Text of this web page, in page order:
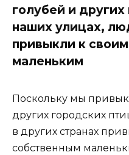
голубей и
наших улицах,
привыкли к
маленьким
Поскольку мы
других городских
в других странах
собственным